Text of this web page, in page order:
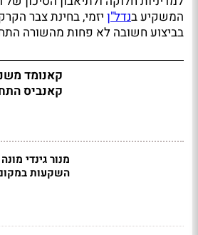
המשקיע בנדל"ן יזמי, בחינת צבר
בביצוע חשובה לא פחות מהשורה
קאנומד
קאנביס
מנור גינדי
השקעות במקום